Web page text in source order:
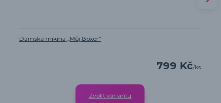
Dámská mikina „Můj Boxer“
799 Kč/ks
Zvolit variantu